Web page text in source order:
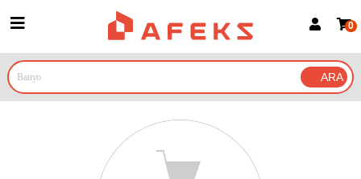
Google İle Bağlan
0